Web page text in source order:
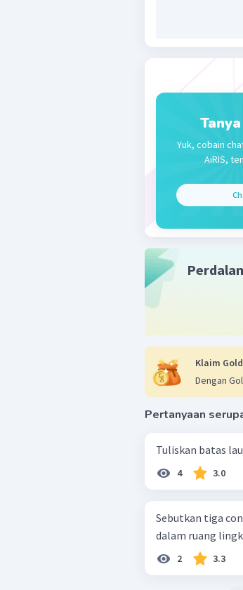
Kadar
Yuk, cobain
AiRIS,
Klaim
Dengan
Pertanyaan
Tuliskan batas
4 3.0
Sebutkan tiga
dalam ruang
2 3.3